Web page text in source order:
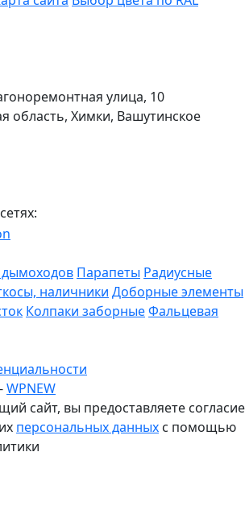
улица, 10
область, Химки, Вашутинское
дымоходов Парапеты Радиусные
наличники Доборные элементы
Колпаки заборныеФальцевая
WPNEW
сайт, вы предоставляете согласие
персональных данных с помощью